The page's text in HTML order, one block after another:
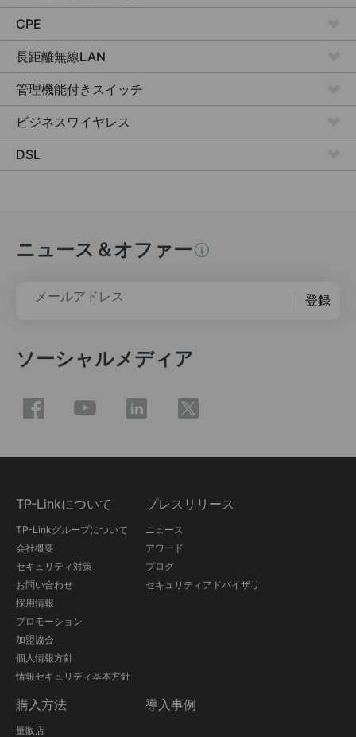
CPE
長距離無線LAN
管理機能付きスイッチ
ビジネスワイヤレス
DSL
ニュース＆オファー
メールアドレス 登録
ソーシャルメディア
TP-Linkについて
TP-Linkグループについて
会社概要
セキュリティ対策
お問い合わせ
採用情報
プロモーション
加盟協会
個人情報方針
情報セキュリティ基本方針
プレスリリース
ニュース
アワード
ブログ
セキュリティアドバイザリ
購入方法
量販店
導入事例